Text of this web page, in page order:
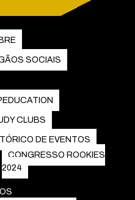
SOCIAIS
CLUBS
DE EVENTOS
CONGRESSO ROOKIES
2024